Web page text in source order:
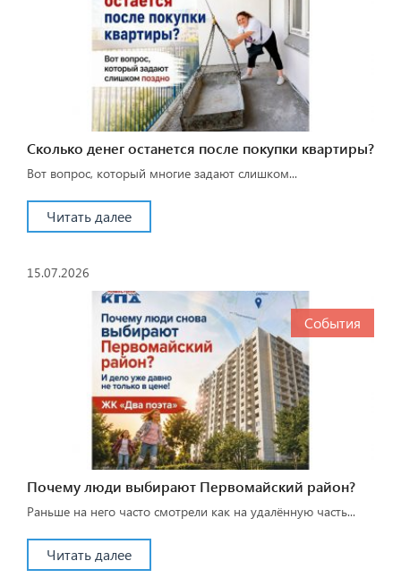
Сколько денег останется после покупки квартиры?
Вот вопрос, который многие задают слишком...
Читать далее
15.07.2026
События
Почему люди выбирают Первомайский район?
Раньше на него часто смотрели как на удалённую часть...
Читать далее